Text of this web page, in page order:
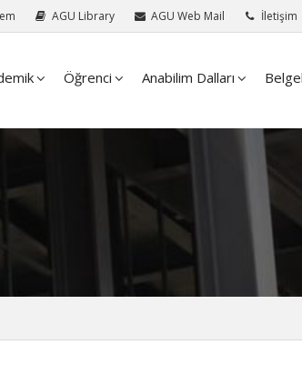
AGU Library AGU Web Mail İletişim
Öğrenci Anabilim Dalları